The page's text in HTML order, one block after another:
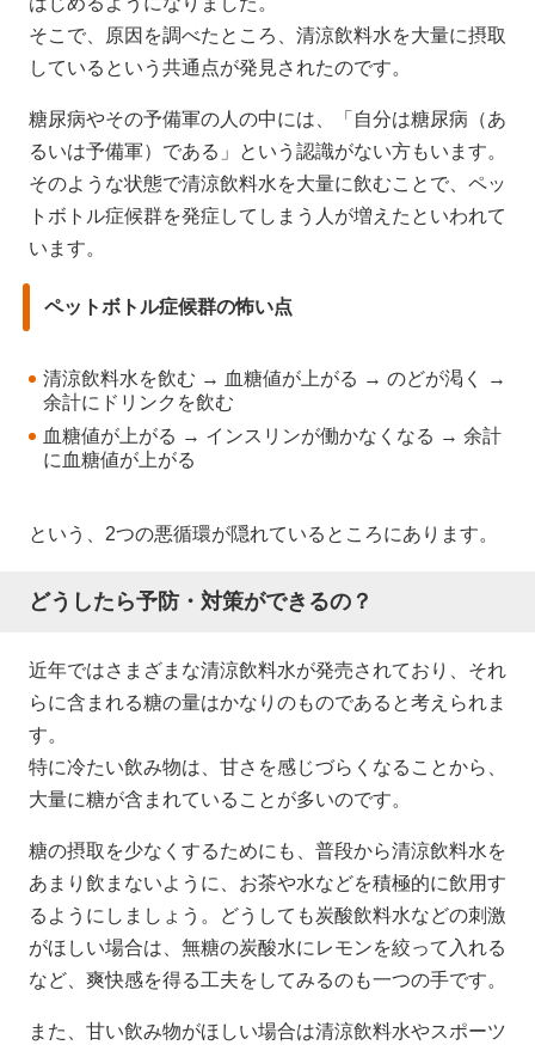
そこで、原因を調べたところ、清涼飲料水を大量に摂取
しているという共通点が発見されたのです。
糖尿病やその予備軍の人の中には、「自分は糖尿病（あ
るいは予備軍）である」という認識がない方もいます。
そのような状態で清涼飲料水を大量に飲むことで、ペッ
トボトル症候群を発症してしまう人が増えたといわれて
います。
ペットボトル症候群の怖い点
清涼飲料水を飲む → 血糖値が上がる → のどが渇く →
余計にドリンクを飲む
血糖値が上がる → インスリンが働かなくなる → 余計
に血糖値が上がる
という、2つの悪循環が隠れているところにあります。
どうしたら予防・対策ができるの？
近年ではさまざまな清涼飲料水が発売されており、それ
らに含まれる糖の量はかなりのものであると考えられま
す。
特に冷たい飲み物は、甘さを感じづらくなることから、
大量に糖が含まれていることが多いのです。
糖の摂取を少なくするためにも、普段から清涼飲料水を
あまり飲まないように、お茶や水などを積極的に飲用す
るようにしましょう。どうしても炭酸飲料水などの刺激
がほしい場合は、無糖の炭酸水にレモンを絞って入れる
など、爽快感を得る工夫をしてみるのも一つの手です。
また、甘い飲み物がほしい場合は清涼飲料水やスポーツ